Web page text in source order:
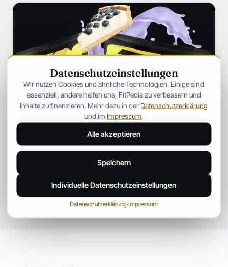
Datenschutzeinstellungen
Wir nutzen Cookies und ähnliche Technologien. Einige sind
essenziell, andere helfen uns, FitPedia zu verbessern und
Inhalte zu finanzieren. Mehr dazu in der Datenschutzerklärung
und im Impressum
Alle akzeptieren
Speichern
Individuelle Datenschutzeinstellungen
Datenschutzerklärung·Impressum